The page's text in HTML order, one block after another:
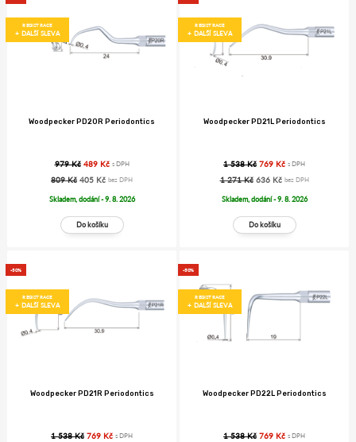
REGISTRACE
+ DALŠÍ SLEVA
Woodpecker PD20R Periodontics
979 Kč 489 Kč s DPH
809 Kč 405 Kč bez DPH
Skladem, dodání - 9. 8. 2026
REGISTRACE
+ DALŠÍ SLEVA
Woodpecker PD21L Periodontics
1 538 Kč 769 Kč s DPH
1 271 Kč 636 Kč bez DPH
Skladem, dodání - 9. 8. 2026
-50%
REGISTRACE
+ DALŠÍ SLEVA
Woodpecker PD21R Periodontics
1 538 Kč 769 Kč s DPH
-50%
REGISTRACE
+ DALŠÍ SLEVA
Woodpecker PD22L Periodontics
1 538 Kč 769 Kč s DPH